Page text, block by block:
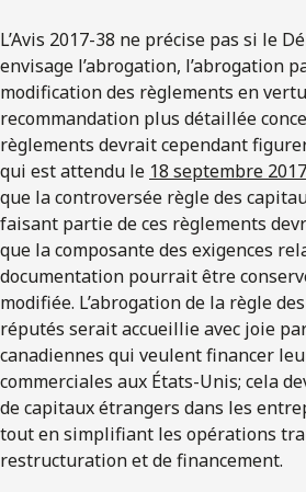
L’Avis 2017-38 ne précise pas si le
envisage l’abrogation, l’abrogation
modification des règlements en
recommandation plus détaillée
règlements devrait cependant
qui est attendu le 18 septembre 2017
que la controversée règle des
faisant partie de ces règlements
que la composante des exigences
documentation pourrait être
modifiée. L’abrogation de la règle
réputés serait accueillie avec joie
canadiennes qui veulent financer
commerciales aux États-Unis; cela
de capitaux étrangers dans les
tout en simplifiant les opérations
restructuration et de financement.